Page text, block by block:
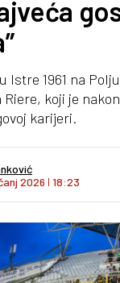
Istre 1961 na
koji je
karijeri.
2026 I 18:23